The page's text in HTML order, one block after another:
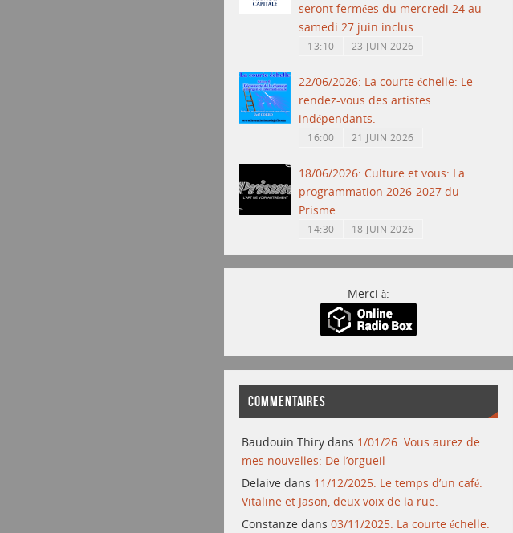
seront fermées du mercredi 24 au
samedi 27 juin inclus.
13:10 23 JUIN 2026
22/06/2026: La courte échelle: Le
rendez-vous des artistes
indépendants.
16:00 21 JUIN 2026
18/06/2026: Culture et vous: La
programmation 2026-2027 du
Prisme.
14:30 18 JUIN 2026
Merci à:
COMMENTAIRES
Baudouin Thiry dans 1/01/26: Vous aurez de
mes nouvelles: De l’orgueil
Delaive dans 11/12/2025: Le temps d’un café:
Vitaline et Jason, deux voix de la rue.
Constanze dans03/11/2025: La courte échelle: